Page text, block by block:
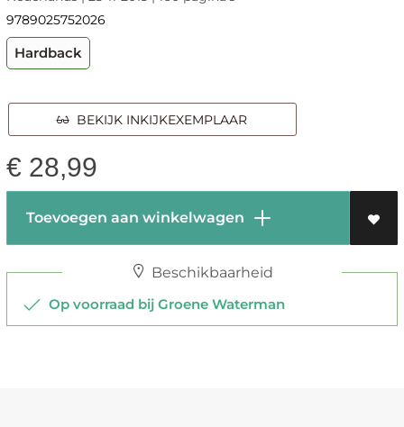
9789025752026
Hardback
BEKIJK INKIJKEXEMPLAAR
€ 28,99
Toevoegen aan winkelwagen
Beschikbaarheid
Op voorraad bij Groene Waterman